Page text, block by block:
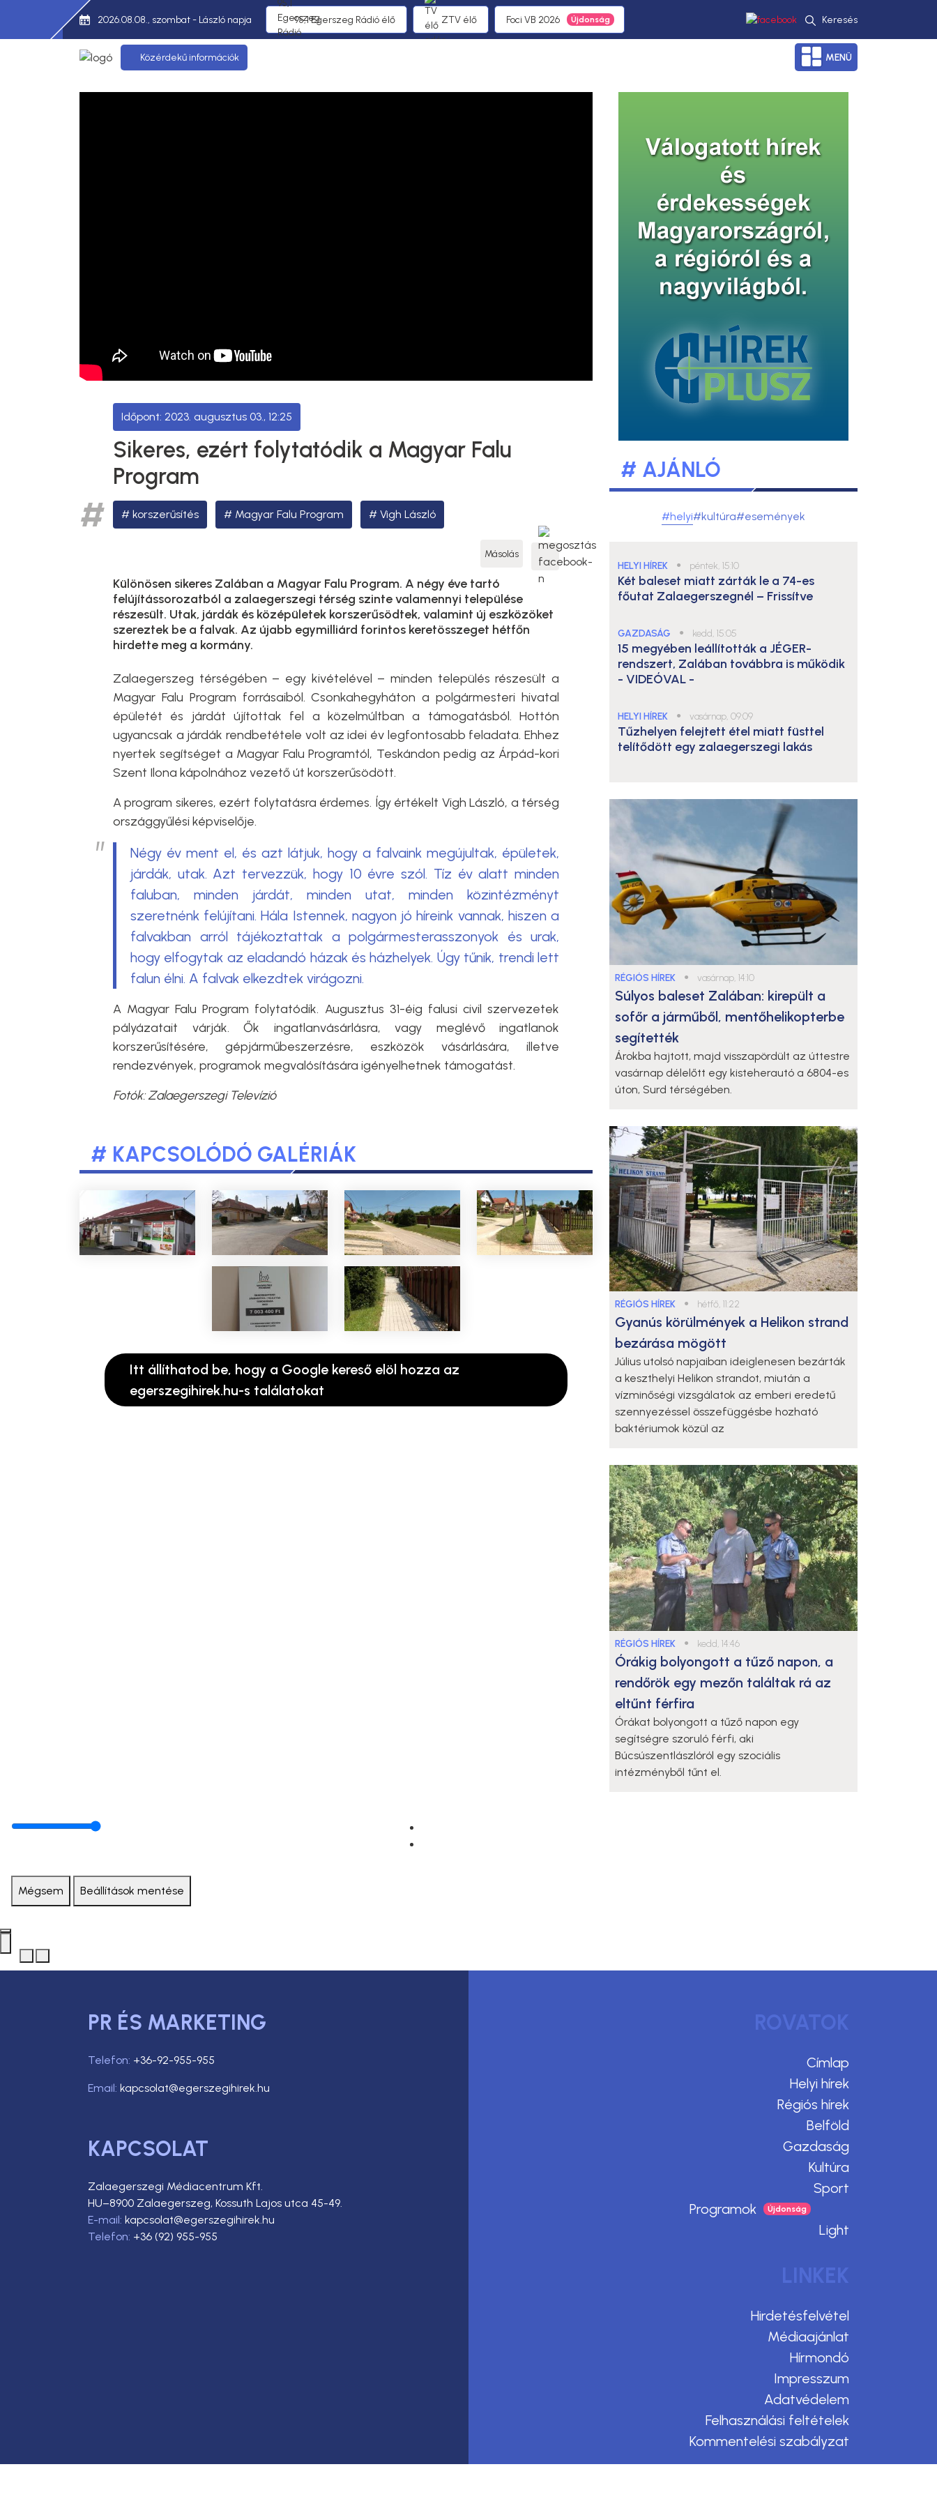
2026.08.08., szombat - László napja 95,1 Egerszeg Rádió élő ZTV élő Foci VB 2026 Keresés
Közérdekű információk MENÜ
2023. augusztus 03., 12:25
Sikeres, ezért folytatódik a Magyar Falu
Program
korszerűsítés Magyar Falu Program Vigh László
Másolás
Különösen sikeres Zalában a Magyar Falu Program. A négy éve tartó
felújítássorozatból a zalaegerszegi térség szinte valamennyi települése
részesült. Utak, járdák és középületek korszerűsödtek, valamint új eszközöket
szereztek be a falvak. Az újabb egymilliárd forintos keretösszeget hétfőn
hirdette meg a kormány.
Zalaegerszeg térségében – egy kivételével – minden település részesült a
Magyar Falu Program forrásaiból. Csonkahegyháton a polgármesteri hivatal
épületét és járdát újítottak fel a közelmúltban a támogatásból. Hottón
ugyancsak a járdák rendbetétele volt az idei év legfontosabb feladata. Ehhez
nyertek segítséget a Magyar Falu Programtól, Teskándon pedig az Árpád-kori
Szent Ilona kápolnához vezető út korszerűsödött.
A program sikeres, ezért folytatásra érdemes. Így értékelt Vigh László, a térség
országgyűlési képviselője.
Négy év ment el, és azt látjuk, hogy a falvaink megújultak, épületek,
járdák, utak. Azt tervezzük, hogy 10 évre szól. Tíz év alatt minden
faluban, minden járdát, minden utat, minden közintézményt
szeretnénk felújítani. Hála Istennek, nagyon jó híreink vannak, hiszen a
falvakban arról tájékoztattak a polgármesterasszonyok és urak,
hogy elfogytak az eladandó házak és házhelyek. Úgy tűnik, trendi lett
falun élni. A falvak elkezdtek virágozni.
A Magyar Falu Program folytatódik. Augusztus 31-éig falusi civil szervezetek
pályázatait várják. Ők ingatlanvásárlásra, vagy meglévő ingatlanok
korszerűsítésére, gépjárműbeszerzésre, eszközök vásárlására, illetve
rendezvények, programok megvalósítására igényelhetnek támogatást.
Fotók: Zalaegerszegi Televízió
# KAPCSOLÓDÓ GALÉRIÁK
Itt állíthatod be, hogy a Google kereső elöl hozza az
egerszegihirek.hu-s találatokat
# AJÁNLÓ
#helyi#kultúra#események
HELYI HÍREK ● péntek, 15:10
Két baleset miatt zárták le a 74-es
főutat Zalaegerszegnél – Frissítve
GAZDASÁG ● kedd, 15:05
15 megyében leállították a JÉGER-
rendszert, Zalában továbbra is működik
- VIDEÓVAL -
HELYI HÍREK ● vasárnap, 09:09
Tűzhelyen felejtett étel miatt füsttel
telítődött egy zalaegerszegi lakás
RÉGIÓS HÍREK ● vasárnap, 14:10
Súlyos baleset Zalában: kirepült a
sofőr a járműből, mentőhelikopterbe
segítették
Árokba hajtott, majd visszapördült az úttestre
vasárnap délelőtt egy kisteherautó a 6804-es
úton, Surd térségében.
RÉGIÓS HÍREK ● hétfő, 11:22
Gyanús körülmények a Helikon strand
bezárása mögött
Július utolsó napjaiban ideiglenesen bezárták
a keszthelyi Helikon strandot, miután a
vízminőségi vizsgálatok az emberi eredetű
szennyezéssel összefüggésbe hozható
baktériumok közül az
RÉGIÓS HÍREK ● kedd, 14:46
Órákig bolyongott a tűző napon, a
rendőrök egy mezőn találtak rá az
eltűnt férfira
Órákat bolyongott a tűző napon egy
segítségre szoruló férfi, aki
Búcsúszentlászlóról egy szociális
intézményből tűnt el.
Mégsem Beállítások mentése
PR ÉS MARKETING
Telefon: +36-92-955-955
Email: kapcsolat@egerszegihirek.hu
KAPCSOLAT
Zalaegerszegi Médiacentrum Kft.
HU–8900 Zalaegerszeg, Kossuth Lajos utca 45-49.
E-mail: kapcsolat@egerszegihirek.hu
Telefon: +36 (92) 955-955
ROVATOK
Címlap
Helyi hírek
Régiós hírek
Belföld
Gazdaság
Kultúra
Sport
Programok
Light
LINKEK
Hirdetésfelvétel
Médiaajánlat
Hírmondó
Impresszum
Adatvédelem
Felhasználási feltételek
Kommentelési szabályzat